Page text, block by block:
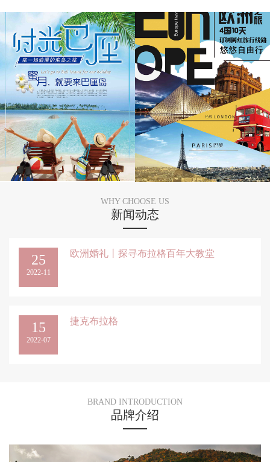
WHY CHOOSE US
新闻动态
25
2022-11
欧洲婚礼丨探寻布拉格百年大教堂
15
2022-07
捷克布拉格
BRAND INTRODUCTION
品牌介绍